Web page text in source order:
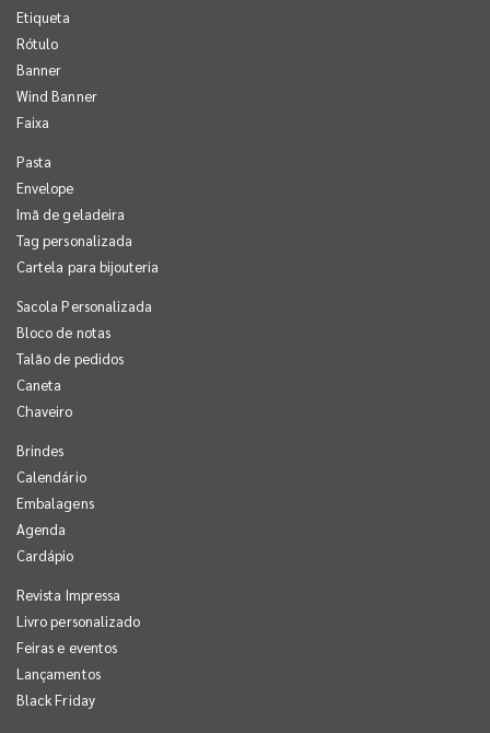
Etiqueta
Rótulo
Banner
Wind Banner
Faixa
Pasta
Envelope
Imã de geladeira
Tag personalizada
Cartela para bijouteria
Sacola Personalizada
Bloco de notas
Talão de pedidos
Caneta
Chaveiro
Brindes
Calendário
Embalagens
Agenda
Cardápio
Revista Impressa
Livro personalizado
Feiras e eventos
Lançamentos
Black Friday